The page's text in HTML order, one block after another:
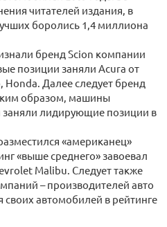
читателей издания, в
боролись 1,4 миллиона
бренд Scion компании
позиции заняли Acura от
Далее следует бренд
образом, машины
заняли лидирующие позиции в
«американец»
«выше среднего» завоевал
Malibu. Следует также
– производителей авто
автомобилей в рейтинге